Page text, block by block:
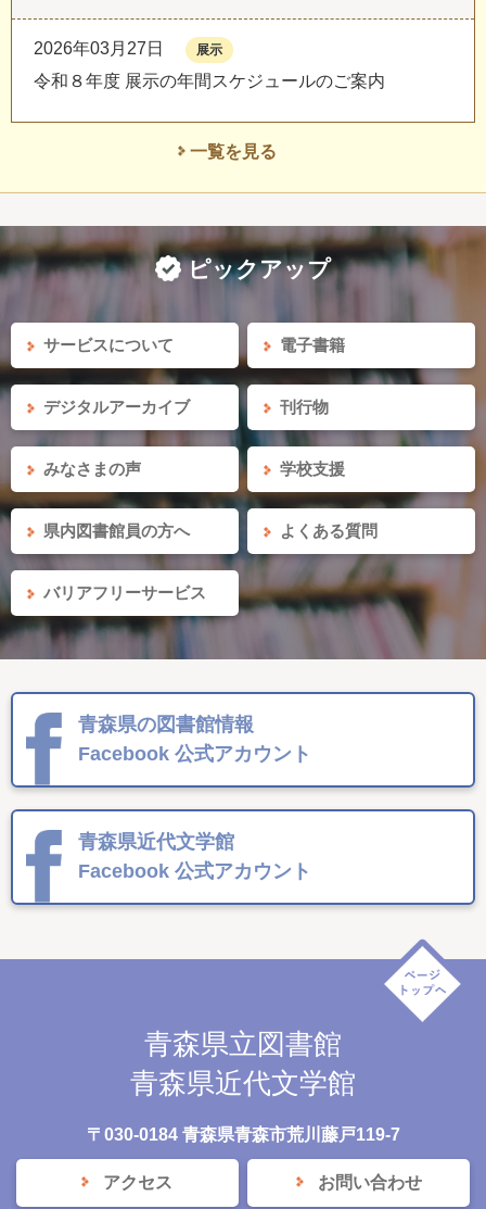
2026年03月27日 展示
令和８年度 展示の年間スケジュールのご案内
一覧を見る
ピックアップ
サービスについて 電子書籍
デジタルアーカイブ 刊行物
みなさまの声 学校支援
県内図書館員の方へ よくある質問
バリアフリーサービス
青森県の図書館情報
Facebook 公式アカウント
青森県近代文学館
Facebook 公式アカウント
青森県立図書館
青森県近代文学館
〒030-0184 青森県青森市荒川藤戸119-7
アクセス お問い合わせ